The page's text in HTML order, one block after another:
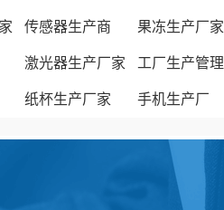
传感器生产商 果冻生产厂家
激光器生产厂家 工厂生产管理
纸杯生产厂家 手机生产厂